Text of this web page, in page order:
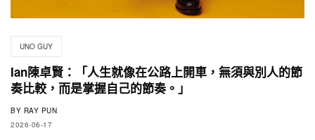
UNO GUY
Ian陳卓賢：「人生就像在公路上開車，無須與別人的節
奏比較，而是掌握自己的節奏。」
BY RAY PUN
2026-06-17